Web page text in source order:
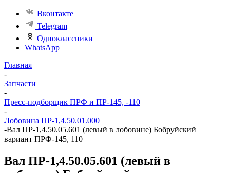
Вконтакте
Telegram
Одноклассники
WhatsApp
Главная
-
Запчасти
-
Пресс-подборщик ПРФ и ПР-145, -110
-
Лобовина ПР-1,4.50.01.000
-Вал ПР-1,4.50.05.601 (левый в лобовине) Бобруйский
вариант ПРФ-145, 110
Вал ПР-1,4.50.05.601 (левый в